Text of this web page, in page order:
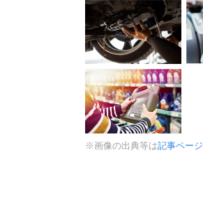
※画像の出典等は記事ページ